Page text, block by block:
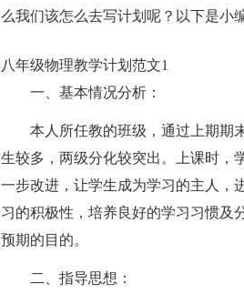
么我们该怎么去写计划呢？以下是小
八年级物理教学计划范文1
一、基本情况分析：
本人所任教的班级，通过上期期
生较多，两级分化较突出。上课时，
一步改进，让学生成为学习的主人，
习的积极性，培养良好的学习习惯及
预期的目的。
二、指导思想：